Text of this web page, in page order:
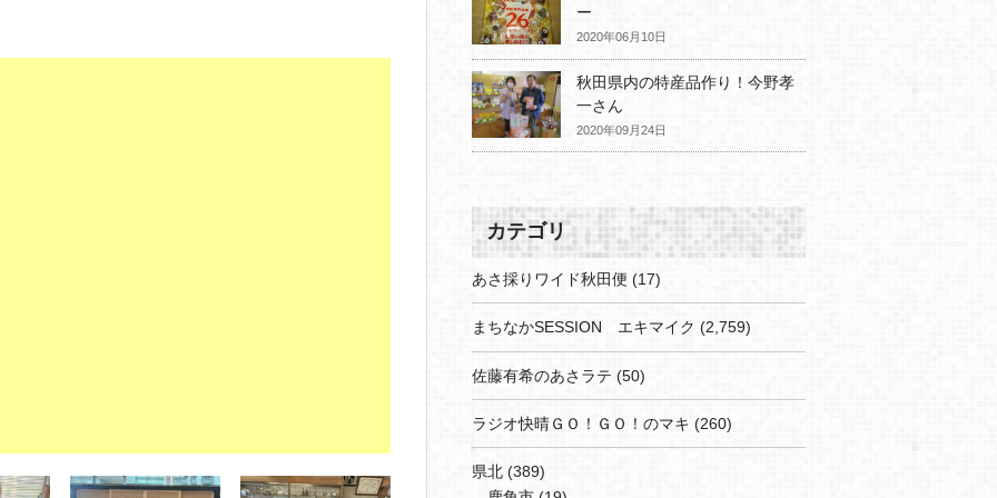
ー
2020年06月10日
秋田県内の特産品作り！今野孝
一さん
2020年09月24日
カテゴリ
あさ採りワイド秋田便 (17)
まちなかSESSION エキマイク (2,759)
佐藤有希のあさラテ (50)
ラジオ快晴ＧＯ！ＧＯ！のマキ (260)
県北 (389)